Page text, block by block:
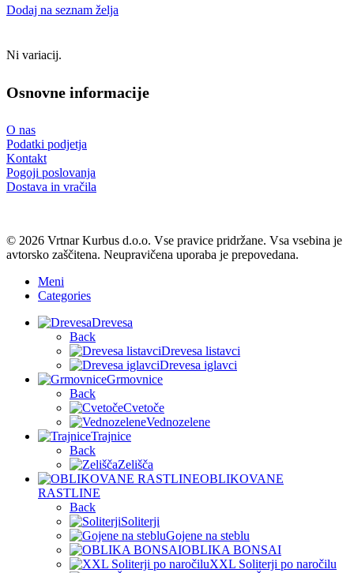
Dodaj na seznam želja
Ni variacij.
Osnovne informacije
O nas
Podatki podjetja
Kontakt
Pogoji poslovanja
Dostava in vračila
© 2026 Vrtnar Kurbus d.o.o. Vse pravice pridržane. Vsa vsebina je
avtorsko zaščitena. Neupravičena uporaba je prepovedana.
Meni
Categories
Drevesa
Back
Drevesa listavci
Drevesa iglavci
Grmovnice
Back
Cvetoče
Vednozelene
Trajnice
Back
Zelišča
OBLIKOVANE
RASTLINE
Back
Soliterji
Gojene na steblu
OBLIKA BONSAI
XXL Soliterji po naročilu